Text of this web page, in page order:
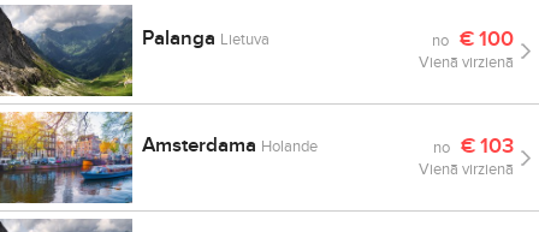
Palanga Lietuva no €100
Vienā virzienā
Amsterdama Holande no €103
Vienā virzienā